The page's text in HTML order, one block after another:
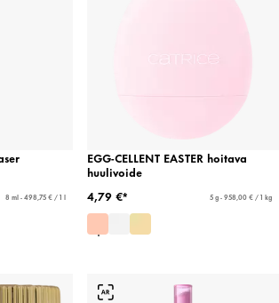
8 ml - 498,75 € / 1 l
EGG-CELLENT EASTER hoitava
huulivoide
4,79 €*
5 g - 958,00 € / 1 kg